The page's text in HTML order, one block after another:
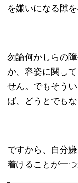
を嫌いになる隙
勿論何かしらの
か、容姿に関し
せん。でもそう
ば、どうとでも
ですから、自分
着けることが一つ